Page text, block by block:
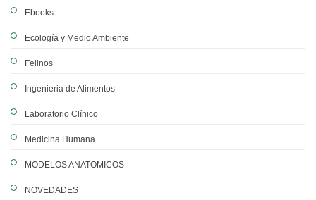
Ebooks
Ecología y Medio Ambiente
Felinos
Ingenieria de Alimentos
Laboratorio Clínico
Medicina Humana
MODELOS ANATOMICOS
NOVEDADES